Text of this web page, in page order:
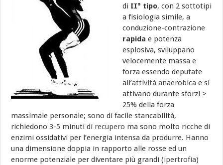
di II° tipo, con 2 sottotipi
a fisiologia simile, a
conduzione-contrazione
rapida e potenza
esplosiva, sviluppano
velocemente massa e
forza essendo deputate
all’attività anaerobica e si
attivano durante sforzi >
25% della forza
massimale personale; sono di facile stancabilità,
richiedono 3-5 minuti di recupero ma sono molto ricche di
enzimi ossidativi per l’energia intensa da produrre. Hanno
una dimensione doppia in rapporto alle rosse ed un
enorme potenziale per diventare più grandi (ipertrofia)